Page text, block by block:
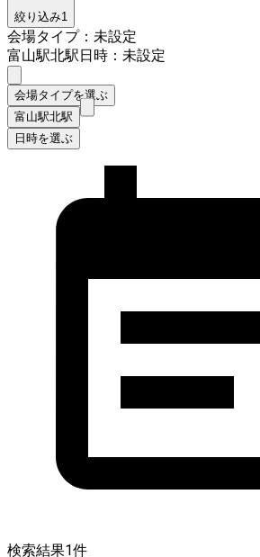
絞り込み1
会場タイプ：未設定
富山駅北駅日時：未設定
会場タイプを選ぶ
富山駅北駅
日時を選ぶ
検索結果1件